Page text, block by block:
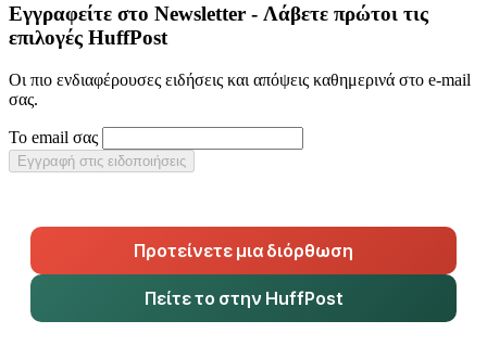
Εγγραφείτε στο Newsletter - Λάβετε πρώτοι τις
επιλογές HuffPost
Οι πιο ενδιαφέρουσες ειδήσεις και απόψεις καθημερινά στο e-mail
σας.
Το email σας
Εγγραφή στις ειδοποιήσεις
Προτείνετε μια διόρθωση
Πείτε το στην HuffPost